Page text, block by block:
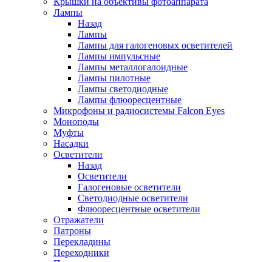
Лампы
Назад
Лампы
Лампы для галогеновых осветителей
Лампы импульсные
Лампы металлогалоидные
Лампы пилотные
Лампы светодиодные
Лампы флюоресцентные
Микрофоны и радиосистемы Falcon Eyes
Моноподы
Муфты
Насадки
Осветители
Назад
Осветители
Галогеновые осветители
Светодиодные осветители
Флюоресцентные осветители
Отражатели
Патроны
Перекладины
Переходники